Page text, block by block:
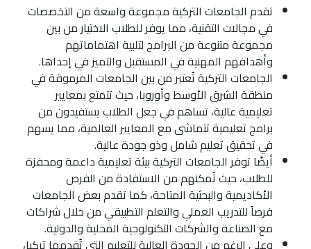
تقدم الجامعات التركية مجموعة واسعة من التخصصات
في مجالات التقنية، مما يوفر للطلاب الاختيار من بين
مجموعة متنوعة من البرامج لتلبية اهتماماتهم
وأهدافهم المهنية في المستقبل والتميز في إحداها.
الجامعات التركية تُعتبر من بين الجامعات المرموقة في
منطقة الشرق الأوسط وأوروبا، حيث تتمتع بمعايير
تعليمية عالية، تساهم في جعل الطلاب يستفيدون من
برامج تعليمية تتماشى مع المعايير العالمية، مما يسهم
في تحقيق تعليم شامل وذو جودة عالية.
أيضًا توفر الجامعات التركية بيئة تعليمية داعمة ومحفزة
للطلاب، حيث تُمكنهم من الاستفادة من الفرص
الأكاديمية والبحثية المتاحة، كما تقدم بعض الجامعات
فرصاً للتدريب العملي والتعلم التطبيقي من خلال شراكات
مع الصناعة والشركات التكنولوجية المحلية والدولية.